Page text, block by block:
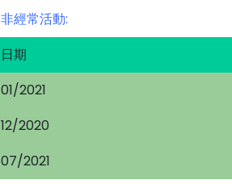
非經常活動:
日期
01/2021
12/2020
07/2021